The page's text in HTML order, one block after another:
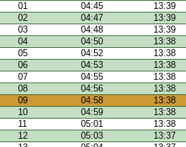
01 04:45 13:39
02
04:47 13:39
03
04:48 13:39
04
04:50 13:38
05
04:52 13:38
06
04:53 13:38
07
04:55 13:38
08
04:56 13:38
09
04:58 13:38
10
04:59 13:38
11
05:01 13:38
12
05:03 13:37